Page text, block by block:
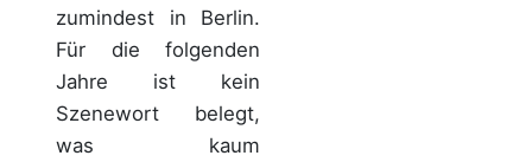
zumindest in Berlin.
Für die folgenden
Jahre ist kein
Szenewort belegt,
was kaum